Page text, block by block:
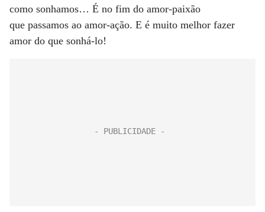
como sonhamos… É no fim do amor-paixão
que passamos ao amor-ação. E é muito melhor fazer
amor do que sonhá-lo!